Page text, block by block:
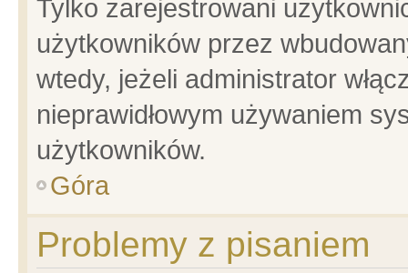
Tylko zarejestrowani
użytkowników przez
wtedy, jeżeli administrator
nieprawidłowym używaniem
użytkowników.
Góra
Problemy z pisaniem